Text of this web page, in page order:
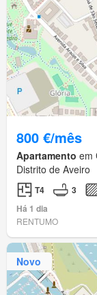
800 €/mês
Apartamento em
Distrito de Aveiro
T4 3
Há 1 dia
RENTUMO
Novo